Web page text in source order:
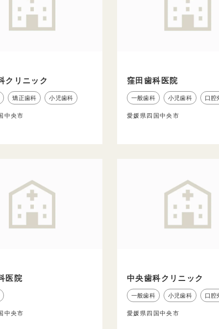
クリニック
矯正歯科 小児歯科
中央市
窪田歯科医院
一般歯科 小児歯科 口腔
愛媛県四国中央市
医院
中央市
中央歯科クリニック
一般歯科 小児歯科 口腔
愛媛県四国中央市